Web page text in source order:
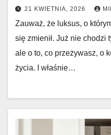
21 KWIETNIA, 2026
Zauważ, że luksus, o
się zmienił. Już nie chodzi
ale o to, co przeżywasz, o
życia. I właśnie…